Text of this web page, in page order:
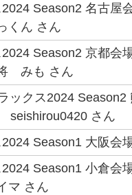
Season2 名古
くん さん
Season2 京都
みも さん
ックス2024
seishirou0420 さん
Season1 大阪会
Season1 小倉
マ さん